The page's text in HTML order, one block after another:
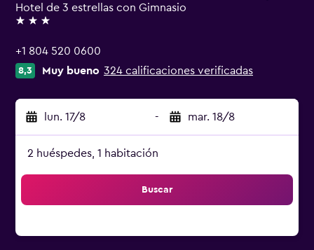
Hotel de 3 estrellas con Gimnasio
3 estrellas
+1 804 520 0600
8,3 Muy bueno 324 calificaciones verificadas
lun. 17/8 - mar. 18/8
2 huéspedes, 1 habitación
Buscar